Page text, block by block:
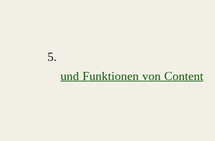
und Funktionen von Content